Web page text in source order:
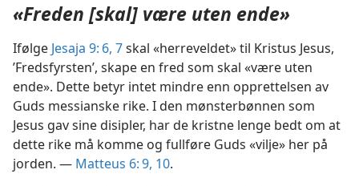
«Freden [skal] være uten ende»
Ifølge Jesaja 9: 6, 7skal «herreveldet» til Kristus Jesus,
’Fredsfyrsten’, skape en fred som skal «være uten
ende». Dette betyr intet mindre enn opprettelsen av
Guds messianske rike. I den mønsterbønnen som
Jesus gav sine disipler, har de kristne lenge bedt om at
dette rike må komme og fullføre Guds «vilje» her på
jorden. — Matteus 6: 9, 10.